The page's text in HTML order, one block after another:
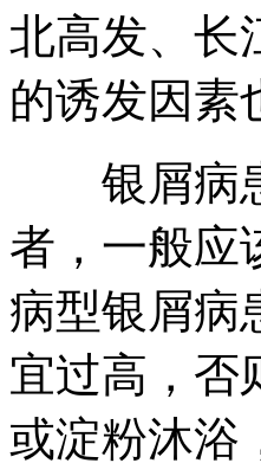
北高发、长
的诱发因素
银屑病患
者，一般应
病型银屑病
宜过高，否
或淀粉沐浴